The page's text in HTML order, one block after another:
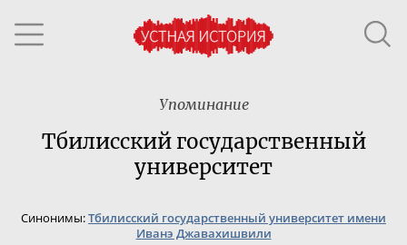
Упоминание
Тбилисский государственный
университет
Синонимы:Тбилисский государственный университет имени
Иванэ Джавахишвили